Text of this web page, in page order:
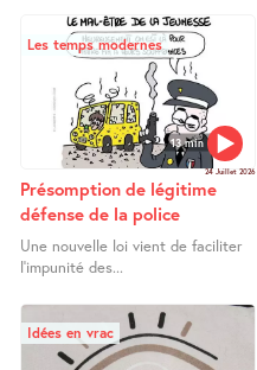
13 min
Les temps modernes
24 Juillet 2026
Présomption de légitime
défense de la police
Une nouvelle loi vient de faciliter
l’impunité des...
Idées en vrac